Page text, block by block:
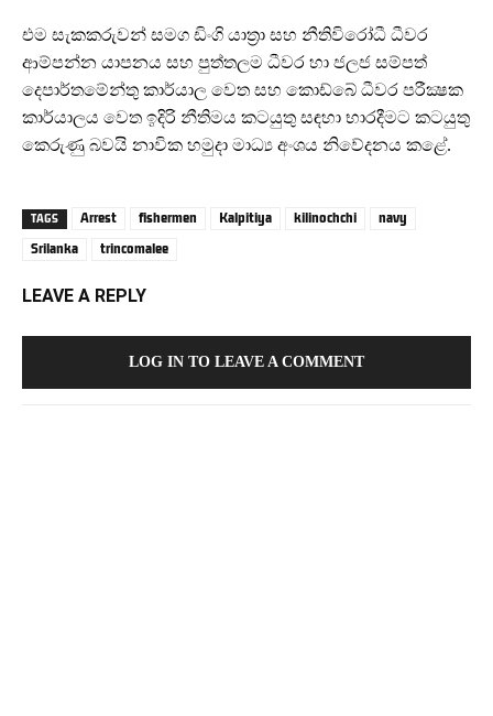
එම සැකකරුවන් සමග ඩිංගි යාත්‍රා සහ නීතිවිරෝධී ධීවර
ආම්පන්න යාපනය සහ පුත්තලම ධීවර හා ජලජ සම්පත්
දෙපාර්තමේන්තු කාර්යාල වෙත සහ කොඩ්බේ ධීවර පරීක්‍ෂක
කාර්යාලය වෙත ඉදිරි නීතිමය කටයුතු සඳහා භාරදීමට කටයුතු
කෙරුණු බවයි නාවික හමුදා මාධ්‍ය අංශය නිවේදනය කළේ.
TAGS Arrest fishermen Kalpitiya kilinochchi
navy
Srilanka
trincomalee
LEAVE A REPLY
LOG IN TO LEAVE A COMMENT